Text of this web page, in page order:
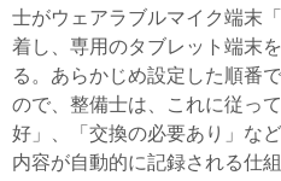
士がウェアラブルマイク端末
着し、専用のタブレット端末
る。あらかじめ設定した順番
ので、整備士は、これに従っ
好」、「交換の必要あり」な
内容が自動的に記録される仕組